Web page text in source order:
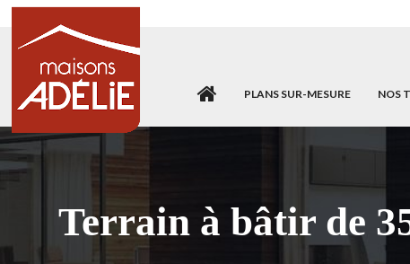
PLANS SUR-MESURE NOS
Terrain à bâtir de